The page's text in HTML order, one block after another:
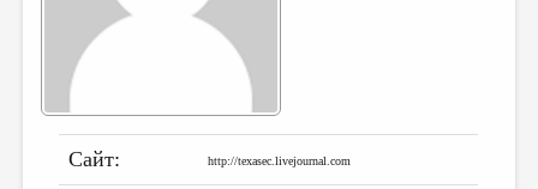
ОТДЕЛЫ И РУБРИКИ
ИЗБРАННОЕ
ДАЙДЖЕСТ
ПРОИЗВЕДЕНИЯ
ПЕРЕВОДЫ
Сайт: http://texasec.livejournal.com